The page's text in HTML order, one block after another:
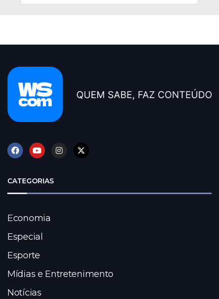
CATEGORIAS
Economia
Especial
Esporte
Mídias e Entretenimento
Notícias